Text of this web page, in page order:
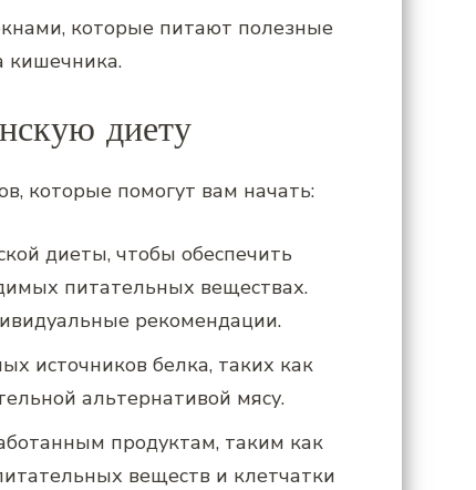
которые питают полезные
кишечника.
диету
которые помогут вам начать:
диеты, чтобы обеспечить
питательных веществах.
рекомендации.
источников белка, таких как
альтернативой мясу.
продуктам, таким как
веществ и клетчатки